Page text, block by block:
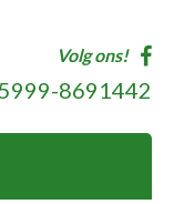
Volg ons!
8691442